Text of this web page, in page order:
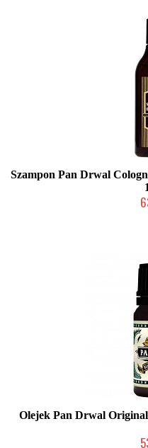
Szampon Pan Drwal
Olejek Pan Drwal